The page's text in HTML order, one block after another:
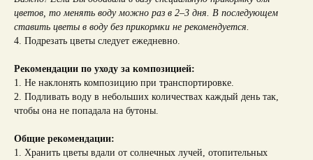
цветов, то менять воду можно раз в 2–3 дня. В последующем
ставить цветы в воду без прикормки не рекомендуется.
4. Подрезать цветы следует ежедневно.
Рекомендации по уходу за композицией:
1. Не наклонять композицию при транспортировке.
2. Подливать воду в небольших количествах каждый день так,
чтобы она не попадала на бутоны.
Общие рекомендации:
1. Хранить цветы вдали от солнечных лучей, отопительных